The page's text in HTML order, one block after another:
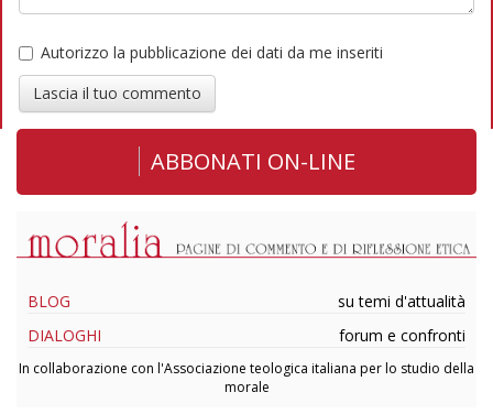
Autorizzo la pubblicazione dei dati da me inseriti
Lascia il tuo commento
ABBONATI ON-LINE
BLOG
su temi d'attualità
DIALOGHI
forum e confronti
In collaborazione con l'Associazione teologica italiana per lo studio della
morale